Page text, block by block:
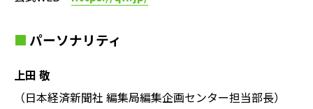
パーソナリティ
上田 敬
（日本経済新聞社 編集局編集企画センター担当部長）